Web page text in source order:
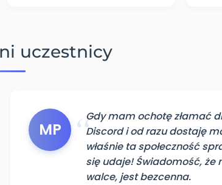
uczestnicy
MP
Gdy mam ochotę złamać
Discord i od razu dostaję
właśnie ta społeczność
się udaje! Świadomość, że
walce, jest bezcenna.